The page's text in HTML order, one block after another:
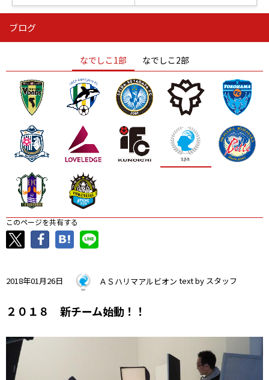
ニッパツ
ニッパツ 名古屋
石人の星
静岡 愛媛Ｌ
ブログ
なでしこ1部 なでしこ2部
このページを共有する
2018年01月26日 ＡＳハリマアルビオン text by スタッフ
２０１８ 新チーム始動！！